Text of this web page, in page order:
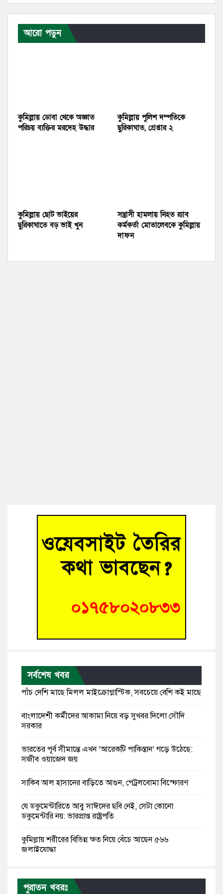
আরো পড়ুন
কুমিল্লায় ডোবা থেকে অজ্ঞাত
পরিচয় ব্যক্তির মরদেহ উদ্ধার
কুমিল্লায় পুলিশ দম্পতিকে
ছুরিকাঘাত, গ্রেপ্তার ২
কুমিল্লায় ছোট ভাইয়ের
ছুরিকাঘাতে বড় ভাই খুন
সন্ত্রাসী হামলায় নিহত র‍্যাব
কর্মকর্তা মোতালেবকে কুমিল্লায়
দাফন
সর্বশেষ খবর
পাঁচ দেশি মাছে মিলল মাইক্রোপ্লাস্টিক, সবচেয়ে বেশি কই মাছে
বাংলাদেশী কর্মীদের আকামা নিয়ে বড় সুখবর দিলো সৌদি
সরকার
ভারতের পূর্ব সীমান্তে এখন ‘আরেকটি পাকিস্তান’ গড়ে উঠেছে:
সজীব ওয়াজেদ জয়
সাকিব আল হাসানের বাড়িতে আগুন, পেট্রলবোমা বিস্ফোরণ
যে ডকুমেন্টারিতে আবু সাঈদের ছবি নেই, সেটা কোনো
ডকুমেন্টারি নয়: ভারপ্রাপ্ত রাষ্ট্রপতি
কুমিল্লায় শরীরের বিভিন্ন ক্ষত নিয়ে বেঁচে আছেন ৫৬৬
জুলাইযোদ্ধা
পাটওয়ারী
পুরাতন খবরঃ